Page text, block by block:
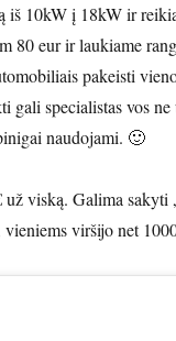
iš 10kW į 18kW ir
80 eur ir laukiame
pakeisti
gali specialistas vos
naudojami. 🙂
viską. Galima sakyti
viršijo net